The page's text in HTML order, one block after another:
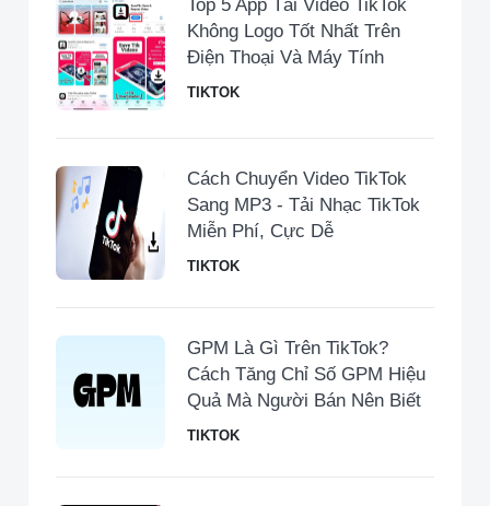
Top 5 App Tải Video TikTok
Không Logo Tốt Nhất Trên
Điện Thoại Và Máy Tính
TIKTOK
Cách Chuyển Video TikTok
Sang MP3 - Tải Nhạc TikTok
Miễn Phí, Cực Dễ
TIKTOK
GPM Là Gì Trên TikTok?
Cách Tăng Chỉ Số GPM Hiệu
Quả Mà Người Bán Nên Biết
TIKTOK